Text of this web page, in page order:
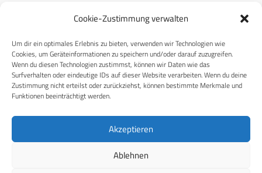
Cookie-Zustimmung verwalten
Um dir ein optimales Erlebnis zu bieten, verwenden wir Technologien wie
Cookies, um Geräteinformationen zu speichern und/oder darauf zuzugreifen.
Wenn du diesen Technologien zustimmst, können wir Daten wie das
Surfverhalten oder eindeutige IDs auf dieser Website verarbeiten. Wenn du deine
Zustimmung nicht erteilst oder zurückziehst, können bestimmte Merkmale und
Funktionen beeinträchtigt werden.
Akzeptieren
Ablehnen
RECHTLICHES
Datenschutzerklärung
Cookie-Richtlinie (EU)